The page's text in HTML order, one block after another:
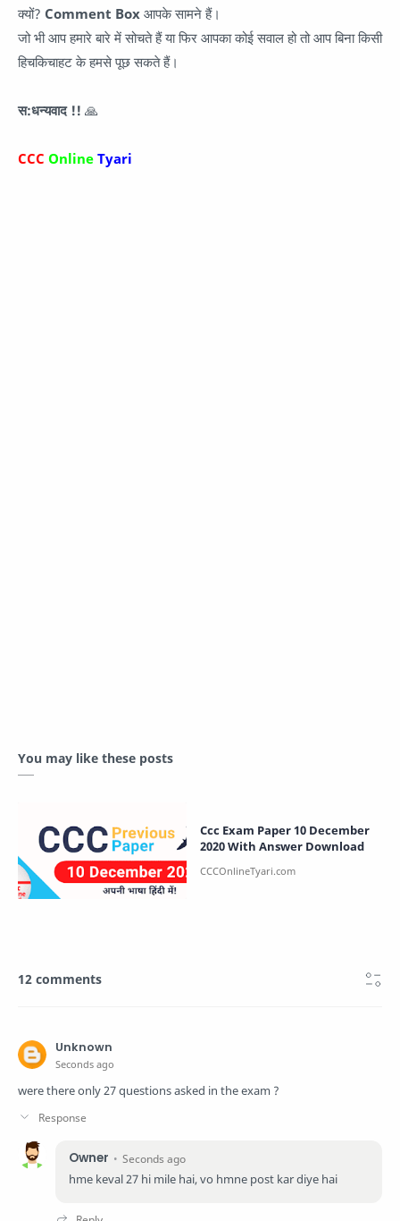
क्यों? Comment Box आपके सामने हैं।
जो भी आप हमारे बारे में सोचते हैं या फिर आपका कोई सवाल हो तो आप बिना किसी
हिचकिचाहट के हमसे पूछ सकते हैं।
स:धन्यवाद !! 🙏
CCC Online Tyari
You may like these posts
Ccc Exam Paper 10 December
2020 With Answer Download
12 comments
Unknown
Seconds ago
were there only 27 questions asked in the exam ?
Owner Seconds ago
hme keval 27 hi mile hai, vo hmne post kar diye hai